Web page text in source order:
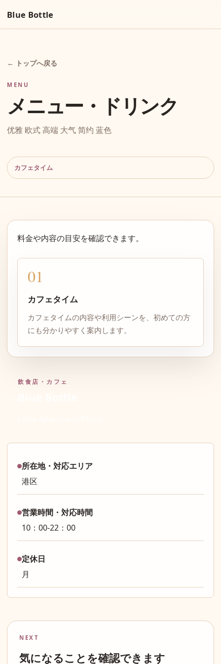
Blue Bottle
← トップへ戻る
MENU
メニュー・ドリンク
优雅 欧式 高端 大气 简约 蓝色
カフェタイム
料金や内容の目安を確認できます。
01
カフェタイム
カフェタイムの内容や利用シーンを、初めての方
にも分かりやすく案内します。
飲食店・カフェ
所在地・対応エリア
港区
営業時間・対応時間
10：00-22：00
定休日
月
NEXT
気になることを確認できます